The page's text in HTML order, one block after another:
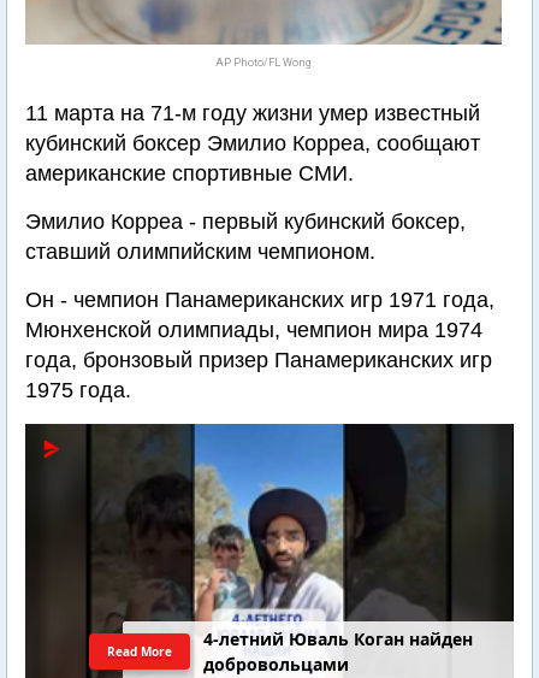
AP Photo/FL Wong
11 марта на 71-м году жизни умер известный
кубинский боксер Эмилио Корреа, сообщают
американские спортивные СМИ.
Эмилио Корреа - первый кубинский боксер,
ставший олимпийским чемпионом.
Он - чемпион Панамериканских игр 1971 года,
Мюнхенской олимпиады, чемпион мира 1974
года, бронзовый призер Панамериканских игр
1975 года.
4-летний Юваль Коган найден
добровольцами
Read More